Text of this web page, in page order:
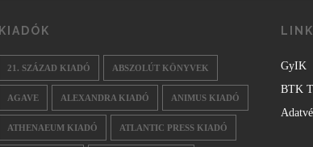
KIADÓK
21. SZÁZAD KIADÓ ABSZOLÚT KÖNYVEK
AGAVE ALEXANDRA KIADÓ ANIMUS KIADÓ
ATHENAEUM KIADÓ ATLANTIC PRESS KIADÓ
GyIK
BTK